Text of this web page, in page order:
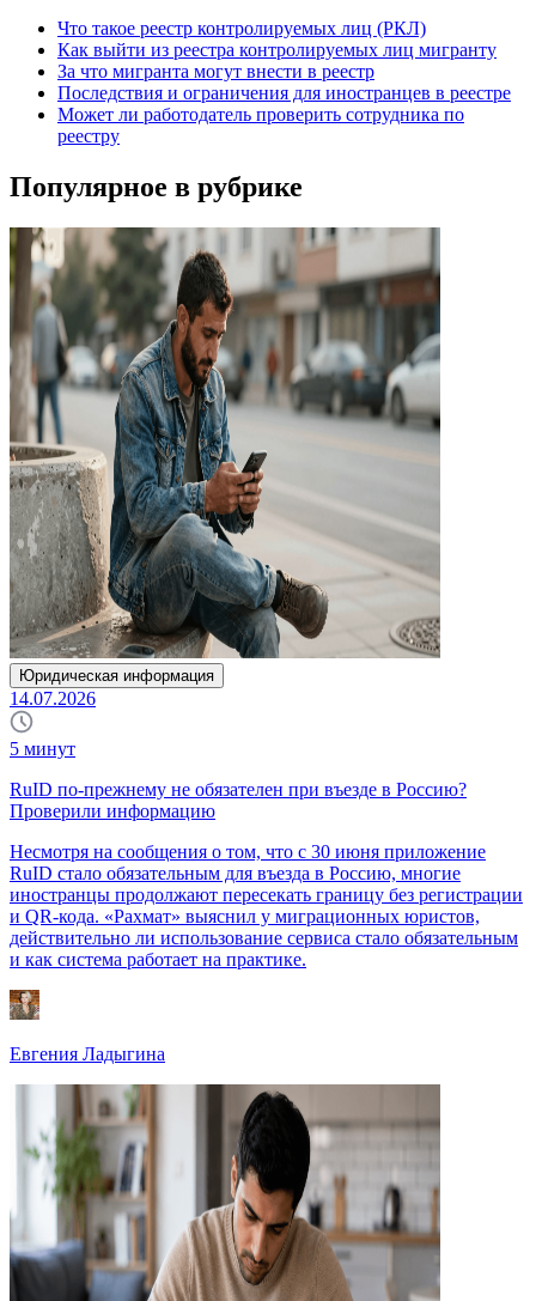
Что такое реестр контролируемых лиц (РКЛ)
Как выйти из реестра контролируемых лиц мигранту
За что мигранта могут внести в реестр
Последствия и ограничения для иностранцев в реестре
Может ли работодатель проверить сотрудника по
реестру
Популярное в рубрике
Юридическая информация
14.07.2026
5 минут
RuID по-прежнему не обязателен при въезде в Россию?
Проверили информацию
Несмотря на сообщения о том, что с 30 июня приложение
RuID стало обязательным для въезда в Россию, многие
иностранцы продолжают пересекать границу без регистрации
и QR-кода. «Рахмат» выяснил у миграционных юристов,
действительно ли использование сервиса стало обязательным
и как система работает на практике.
Евгения Ладыгина